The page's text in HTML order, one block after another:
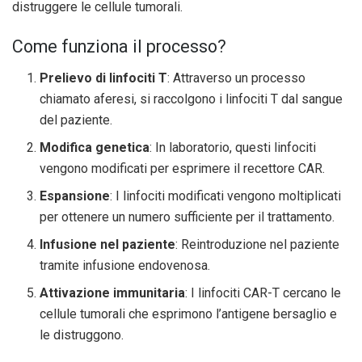
distruggere le cellule tumorali.
Come funziona il processo?
Prelievo di linfociti T: Attraverso un processo
chiamato aferesi, si raccolgono i linfociti T dal sangue
del paziente.
Modifica genetica: In laboratorio, questi linfociti
vengono modificati per esprimere il recettore CAR.
Espansione: I linfociti modificati vengono moltiplicati
per ottenere un numero sufficiente per il trattamento.
Infusione nel paziente: Reintroduzione nel paziente
tramite infusione endovenosa.
Attivazione immunitaria: I linfociti CAR-T cercano le
cellule tumorali che esprimono l’antigene bersaglio e
le distruggono.